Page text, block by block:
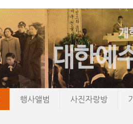
행사앨범 사진자랑방